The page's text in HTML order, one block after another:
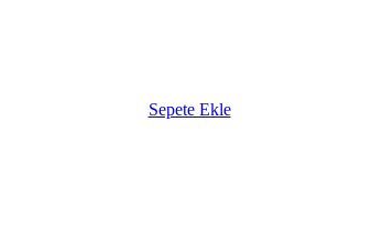
Sepete Ekle